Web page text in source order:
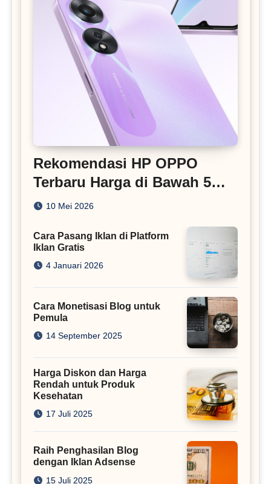
Rekomendasi HP OPPO
Terbaru Harga di Bawah 5
Juta
10 Mei 2026
Cara Pasang Iklan di Platform
Iklan Gratis
4 Januari 2026
Cara Monetisasi Blog untuk
Pemula
14 September 2025
Harga Diskon dan Harga
Rendah untuk Produk
Kesehatan
17 Juli 2025
Raih Penghasilan Blog
dengan Iklan Adsense
15 Juli 2025